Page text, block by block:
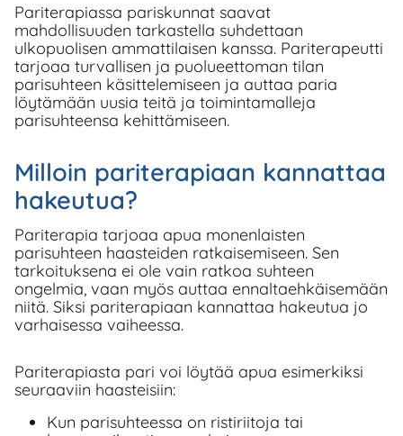
Pariterapiassa pariskunnat saavat
mahdollisuuden tarkastella suhdettaan
ulkopuolisen ammattilaisen kanssa. Pariterapeutti
tarjoaa turvallisen ja puolueettoman tilan
parisuhteen käsittelemiseen ja auttaa paria
löytämään uusia teitä ja toimintamalleja
parisuhteensa kehittämiseen.
Milloin pariterapiaan kannattaa
hakeutua?
Pariterapia tarjoaa apua monenlaisten
parisuhteen haasteiden ratkaisemiseen. Sen
tarkoituksena ei ole vain ratkoa suhteen
ongelmia, vaan myös auttaa ennaltaehkäisemään
niitä. Siksi pariterapiaan kannattaa hakeutua jo
varhaisessa vaiheessa.
Pariterapiasta pari voi löytää apua esimerkiksi
seuraaviin haasteisiin:
Kun parisuhteessa on ristiriitoja tai